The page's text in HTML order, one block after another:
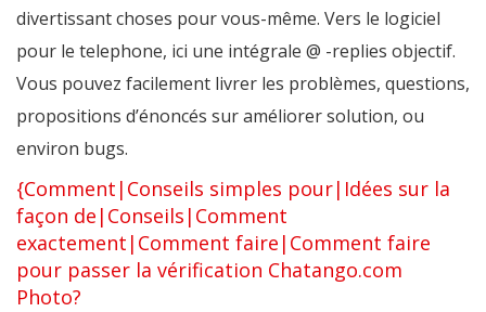
divertissant choses pour vous-même. Vers le logiciel
pour le telephone, ici une intégrale @ -replies objectif.
Vous pouvez facilement livrer les problèmes, questions,
propositions d’énoncés sur améliorer solution, ou
environ bugs.
{Comment|Conseils simples pour|Idées sur la
façon de|Conseils|Comment
exactement|Comment faire|Comment faire
pour passer la vérification Chatango.com
Photo?